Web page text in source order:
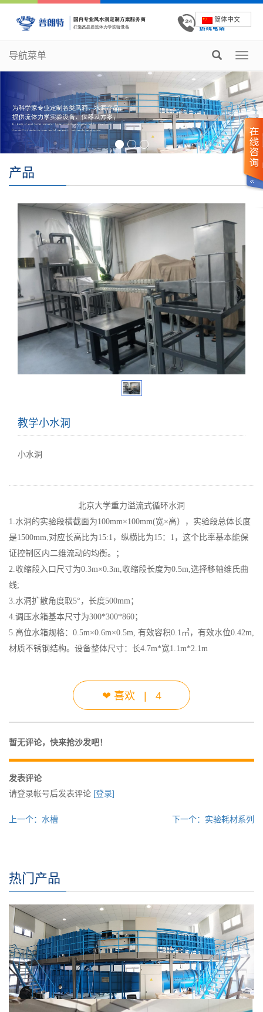
简体中文
导航菜单
产品
教学小水洞
小水洞
北京大学重力溢流式循环水洞
1.水洞的实验段横截面为100mm×100mm(宽×高），实验段总体长度
是1500mm,对应长高比为15:1，纵横比为15：1，这个比率基本能保
证控制区内二维流动的均衡。；
2.收缩段入口尺寸为0.3m×0.3m,收缩段长度为0.5m,选择移轴维氏曲
线;
3.水洞扩散角度取5°，长度500mm；
4.调压水箱基本尺寸为300*300*860；
5.高位水箱规格：0.5m×0.6m×0.5m, 有效容积0.1㎥，有效水位0.42m,
材质不锈钢结构。设备整体尺寸：长4.7m*宽1.1m*2.1m
❤ 喜欢 4
暂无评论，快来抢沙发吧！
发表评论
请登录帐号后发表评论 [登录]
上一个：水槽 下一个：实验耗材系列
热门产品